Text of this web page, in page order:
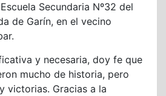
Secundaria Nº32 del
de Garín, en el vecino
y necesaria, doy fe que
mucho de historia, pero
victorias. Gracias a la